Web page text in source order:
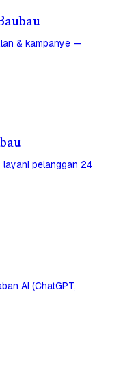
& kampanye —
pelanggan 24
AI (ChatGPT,